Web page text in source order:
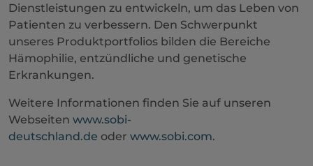
Dienstleistungen zu entwickeln, um das Leben von
Patienten zu verbessern. Den Schwerpunkt
unseres Produktportfolios bilden die Bereiche
Hämophilie, entzündliche und genetische
Erkrankungen.
Weitere Informationen finden Sie auf unseren
Webseiten www.sobi-
deutschland.de oder www.sobi.com.